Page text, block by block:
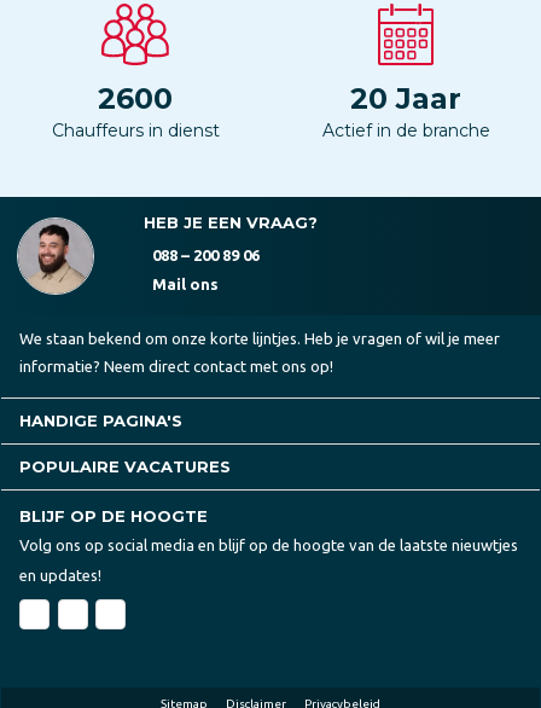
2600
Chauffeurs in dienst
20 Jaar
Actief in de branche
HEB JE EEN VRAAG?
088 – 200 89 06
Mail ons
We staan bekend om onze korte lijntjes. Heb je vragen of wil je meer
informatie? Neem direct contact met ons op!
HANDIGE PAGINA'S
POPULAIRE VACATURES
BLIJF OP DE HOOGTE
Volg ons op social media en blijf op de hoogte van de laatste nieuwtjes
en updates!
Sitemap Disclaimer Privacybeleid